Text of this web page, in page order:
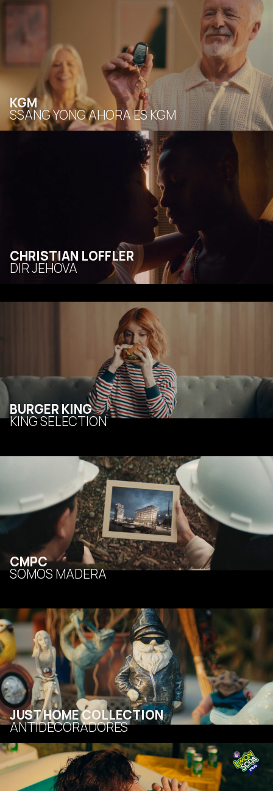
KGM
SSANG YONG AHORA ES KGM
CHRISTIAN LOFFLER
DIR JEHOVA
BURGER KING
KING SELECTION
CMPC
SOMOS MADERA
JUST HOME COLLECTION
ANTIDECORADORES